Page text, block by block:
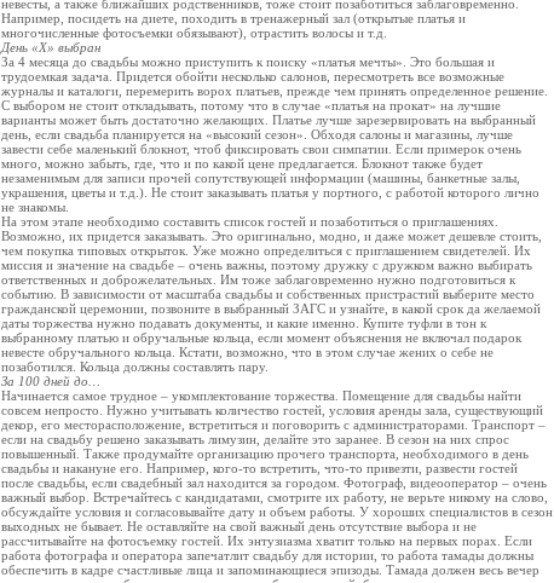
невесты, а также ближайших родственников, тоже стоит позаботиться заблаговременно.
Например, посидеть на диете, походить в тренажерный зал (открытые платья и
многочисленные фотосъемки обязывают), отрастить волосы и т.д.
День «Х» выбран
За 4 месяца до свадьбы можно приступить к поиску «платья мечты». Это большая и
трудоемкая задача. Придется обойти несколько салонов, пересмотреть все возможные
журналы и каталоги, перемерить ворох платьев, прежде чем принять определенное решение.
С выбором не стоит откладывать, потому что в случае «платья на прокат» на лучшие
варианты может быть достаточно желающих. Платье лучше зарезервировать на выбранный
день, если свадьба планируется на «высокий сезон». Обходя салоны и магазины, лучше
завести себе маленький блокнот, чтоб фиксировать свои симпатии. Если примерок очень
много, можно забыть, где, что и по какой цене предлагается. Блокнот также будет
незаменимым для записи прочей сопутствующей информации (машины, банкетные залы,
украшения, цветы и т.д.). Не стоит заказывать платья у портного, с работой которого лично
не знакомы.
На этом этапе необходимо составить список гостей и позаботиться о приглашениях.
Возможно, их придется заказывать. Это оригинально, модно, и даже может дешевле стоить,
чем покупка типовых открыток. Уже можно определиться с приглашением свидетелей. Их
миссия и значение на свадьбе – очень важны, поэтому дружку с дружком важно выбирать
ответственных и доброжелательных. Им тоже заблаговременно нужно подготовиться к
событию. В зависимости от масштаба свадьбы и собственных пристрастий выберите место
гражданской церемонии, позвоните в выбранный ЗАГС и узнайте, в какой срок да желаемой
даты торжества нужно подавать документы, и какие именно. Купите туфли в тон к
выбранному платью и обручальные кольца, если момент объяснения не включал подарок
невесте обручального кольца. Кстати, возможно, что в этом случае жених о себе не
позаботился. Кольца должны составлять пару.
За 100 дней до…
Начинается самое трудное – укомплектование торжества. Помещение для свадьбы найти
совсем непросто. Нужно учитывать количество гостей, условия аренды зала, существующий
декор, его месторасположение, встретиться и поговорить с администраторами. Транспорт –
если на свадьбу решено заказывать лимузин, делайте это заранее. В сезон на них спрос
повышенный. Также продумайте организацию прочего транспорта, необходимого в день
свадьбы и накануне его. Например, кого-то встретить, что-то привезти, развести гостей
после свадьбы, если свадебный зал находится за городом. Фотограф, видеооператор – очень
важный выбор. Встречайтесь с кандидатами, смотрите их работу, не верьте никому на слово,
обсуждайте условия и согласовывайте дату и объем работы. У хороших специалистов в сезон
выходных не бывает. Не оставляйте на свой важный день отсутствие выбора и не
рассчитывайте на фотосъемку гостей. Их энтузиазма хватит только на первых порах. Если
работа фотографа и оператора запечатлит свадьбу для истории, то работа тамады должны
обеспечить в кадре счастливые лица и запоминающиеся эпизоды. Тамада должен весь вечер